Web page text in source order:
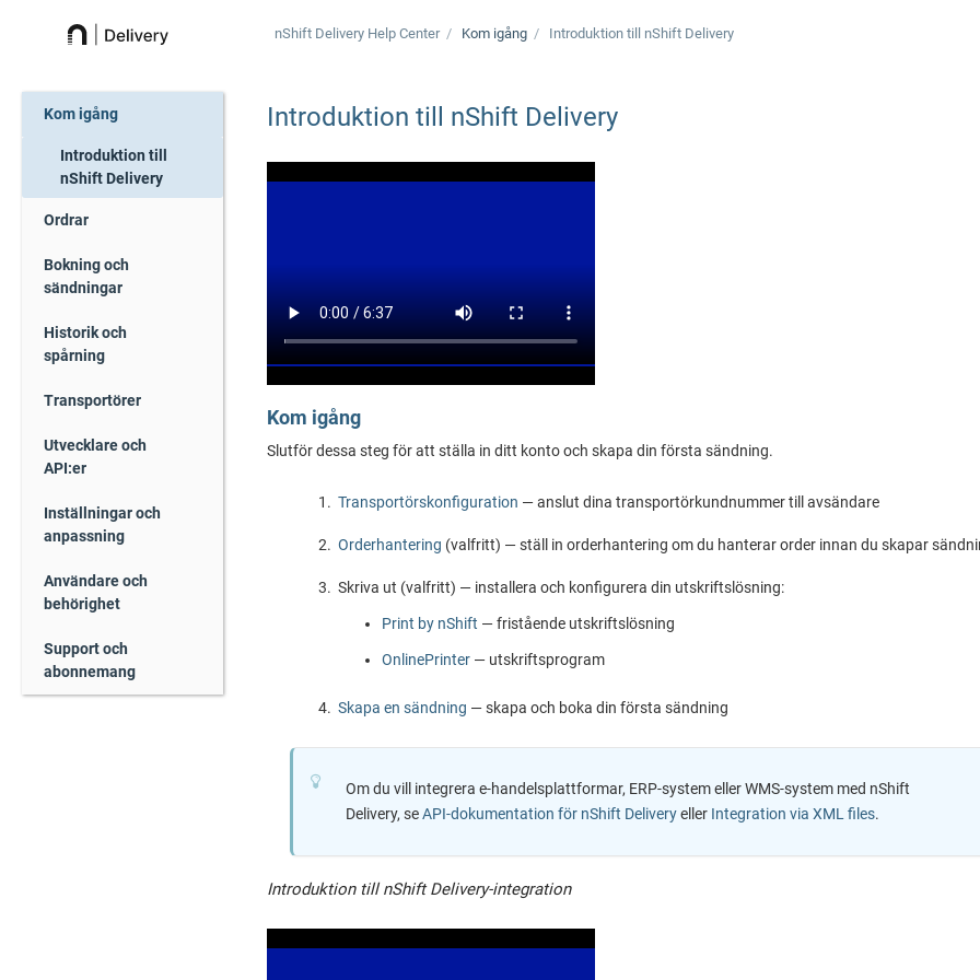
Kom igång
Introduktion till
nShift Delivery
Ordrar
Bokning och
sändningar
Historik och
spårning
Transportörer
Utvecklare och
API:er
Inställningar och
anpassning
Användare och
behörighet
Support och
abonnemang
nShift DeliveryHelp Center Kom igång Introduktion till nShift Delivery
Introduktion till nShift Delivery
Kom igång
Slutför dessa steg för att ställa in ditt konto och skapa din första sändning.
Transportörskonfiguration — anslut dina transportörkundnummer till avsändare
Orderhantering (valfritt) — ställ in orderhantering om du hanterar order innan du skapar
Skriva ut (valfritt) — installera och konfigurera din utskriftslösning:
Print by nShift — fristående utskriftslösning
OnlinePrinter — utskriftsprogram
Skapa en sändning — skapa och boka din första sändning
Om du vill integrera e-handelsplattformar, ERP-system eller WMS-system med nShift
Delivery, seAPI-dokumentation för nShift Deliveryeller Integration via XML files.
Introduktion till nShift Delivery-integration